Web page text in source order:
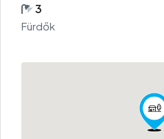
3
Fürdők